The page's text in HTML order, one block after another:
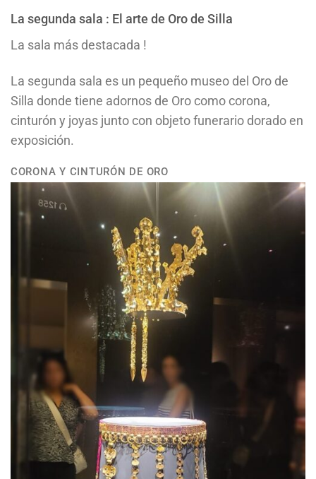
La segunda sala : El arte de Oro de Silla
La sala más destacada !
La segunda sala es un pequeño museo del Oro de
Silla donde tiene adornos de Oro como corona,
cinturón y joyas junto con objeto funerario dorado en
exposición.
CORONA Y CINTURÓN DE ORO